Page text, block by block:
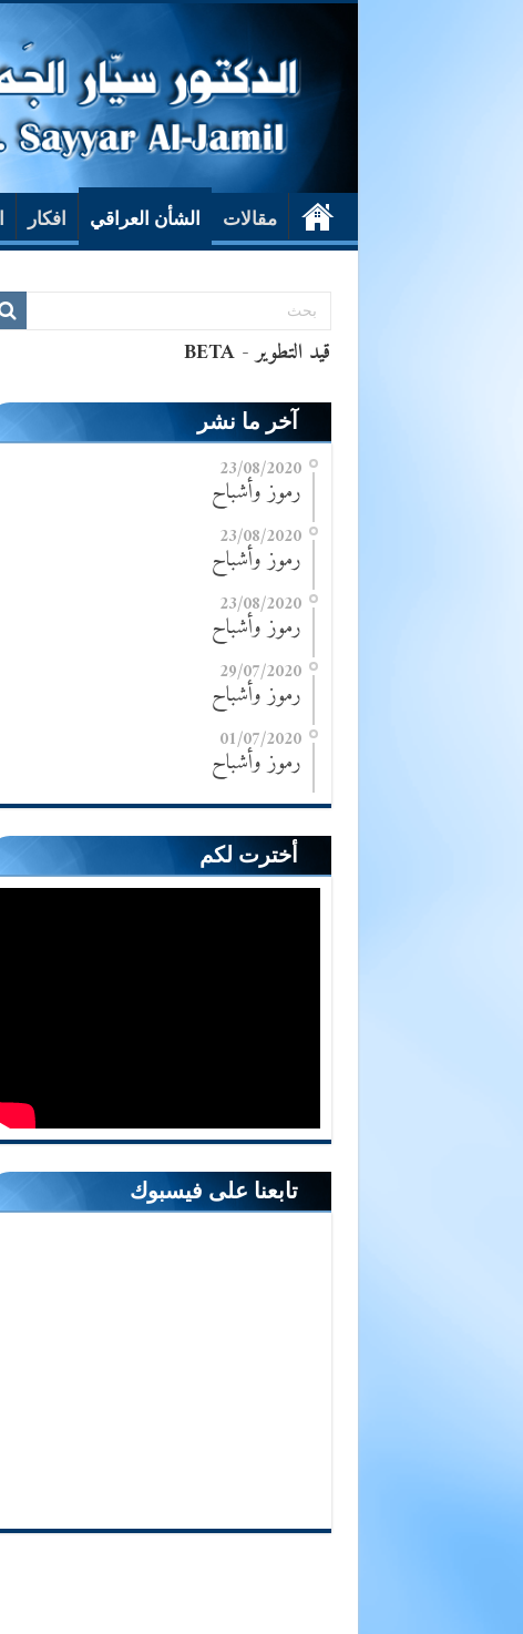
مقالات الشأن العراقي افكار
آخر ما نشر
23/08/2020
رموز وأشباح
23/08/2020
رموز وأشباح
23/08/2020
رموز وأشباح
29/07/2020
رموز وأشباح
01/07/2020
رموز وأشباح
أخترت لكم
تابعنا على فيسبوك